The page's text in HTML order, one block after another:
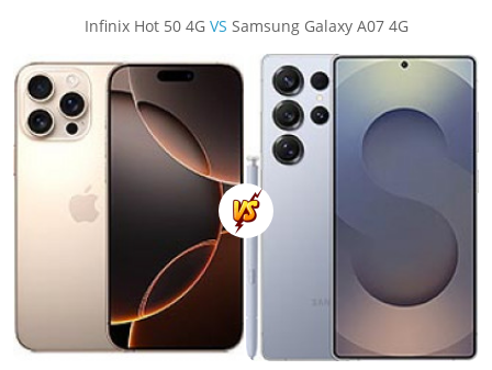
Infinix Hot 50 4G VS Samsung Galaxy A07 4G